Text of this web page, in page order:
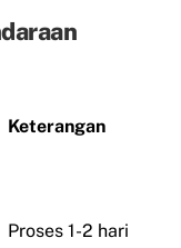
Keterangan
Proses 1-2 hari